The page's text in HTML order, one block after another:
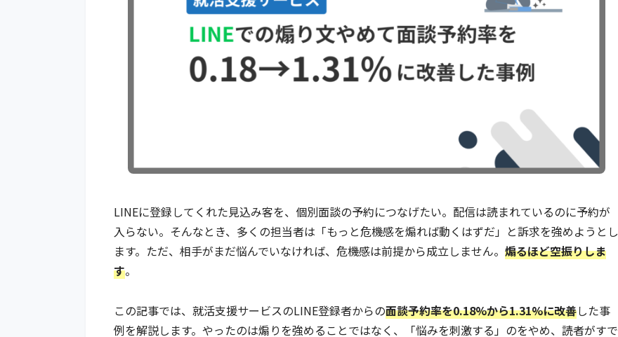
LINEに登録してくれた見込み客を、個別面談の予約につなげたい。配信は読まれているのに予約が
入らない。そんなとき、多くの担当者は「もっと危機感を煽れば動くはずだ」と訴求を強めようとし
ます。ただ、相手がまだ悩んでいなければ、危機感は前提から成立しません。 煽るほど空振りしま
す。
この記事では、就活支援サービスのLINE登録者からの面談予約率を0.18%から1.31%に改善した事
例を解説します。やったのは煽りを強めることではなく、「悩みを刺激する」のをやめ、読者がすで